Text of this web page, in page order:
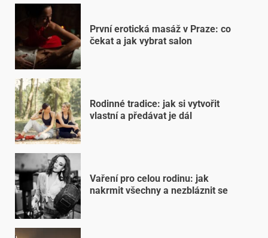
První erotická masáž v Praze: co
čekat a jak vybrat salon
Rodinné tradice: jak si vytvořit
vlastní a předávat je dál
Vaření pro celou rodinu: jak
nakrmit všechny a nezbláznit se